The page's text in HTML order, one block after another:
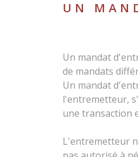
UN
Un mandat
de mandats
Un mandat
l'entremetteur,
une transaction
L'entremetteur